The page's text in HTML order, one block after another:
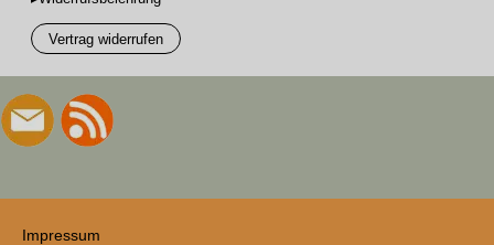
Vertrag widerrufen
Impressum